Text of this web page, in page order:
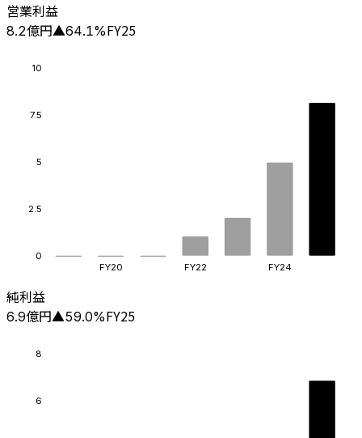
営業利益
8.2億円▲64.1%FY25
0
2.5
5
7.5
10
FY20 FY22 FY24
純利益
6.9億円▲59.0%FY25
6
8